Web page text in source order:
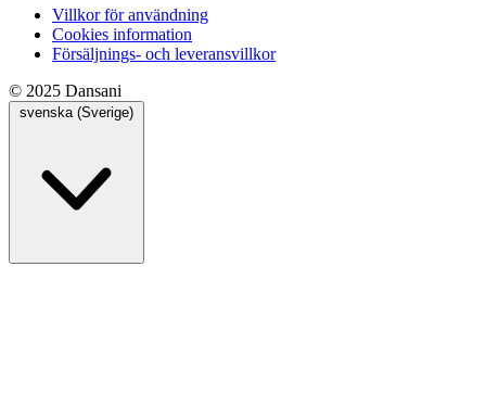
Villkor för användning
Cookies information
Försäljnings- och leveransvillkor
© 2025 Dansani
svenska (Sverige)